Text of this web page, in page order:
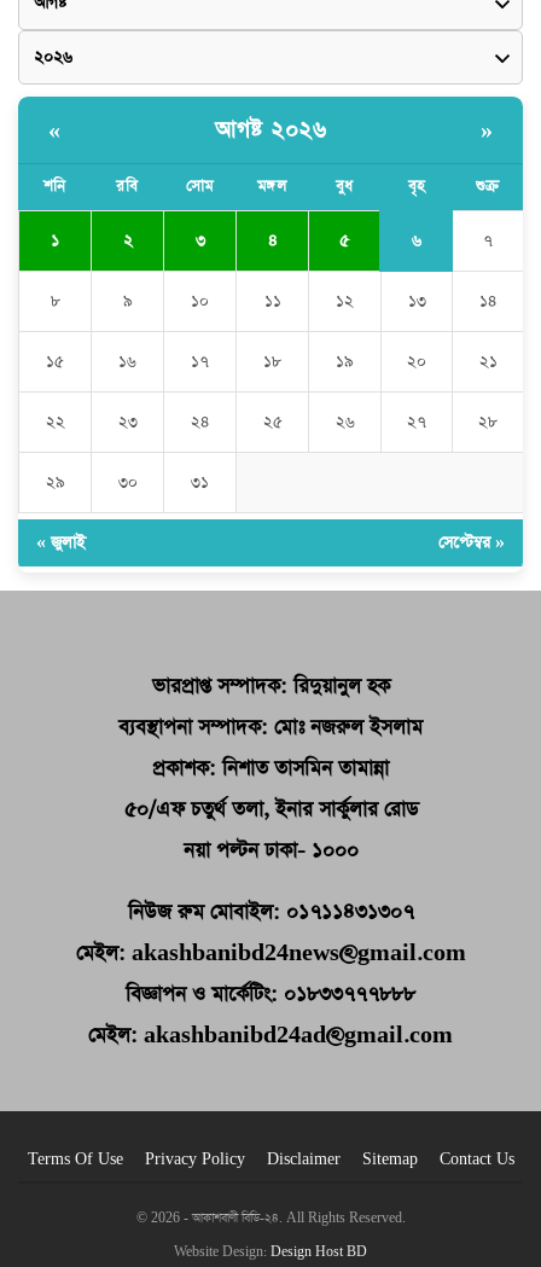
« আগষ্ট ২০২৬ »
শনি রবি সোম মঙ্গল বুধ বৃহ শুক্র
১ ২ ৩ ৪ ৫ ৬ ৭
৮ ৯ ১০ ১১ ১২ ১৩ ১৪
১৫ ১৬ ১৭ ১৮ ১৯ ২০ ২১
২২ ২৩ ২৪ ২৫ ২৬ ২৭ ২৮
২৯ ৩০ ৩১
« জুলাই সেপ্টেম্বর »
ভারপ্রাপ্ত সম্পাদক: রিদুয়ানুল হক
ব্যবস্থাপনা সম্পাদক: মোঃ নজরুল ইসলাম
প্রকাশক: নিশাত তাসমিন তামান্না
৫০/এফ চতুর্থ তলা, ইনার সার্কুলার রোড
নয়া পল্টন ঢাকা- ১০০০
নিউজ রুম মোবাইল: ০১৭১১৪৩১৩০৭
মেইল: akashbanibd24news@gmail.com
বিজ্ঞাপন ও মার্কেটিং: ০১৮৩৩৭৭৭৮৮৮
মেইল: akashbanibd24ad@gmail.com
Terms Of Use Privacy Policy Disclaimer Sitemap Contact Us
© 2026 - আকাশবাণী বিডি-২৪. All Rights Reserved.
Website Design: Design Host BD